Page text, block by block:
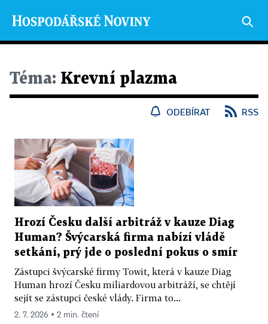
Téma: Krevní plazma
ODEBÍRAT RSS
Hrozí Česku další arbitráž v kauze Diag
Human? Švýcarská firma nabízí vládě
setkání, prý jde o poslední pokus o smír
Zástupci švýcarské firmy Towit, která v kauze Diag
Human hrozí Česku miliardovou arbitráží, se chtějí
sejít se zástupci české vlády. Firma to...
2. 7. 2026 ▪ 2 min. čtení